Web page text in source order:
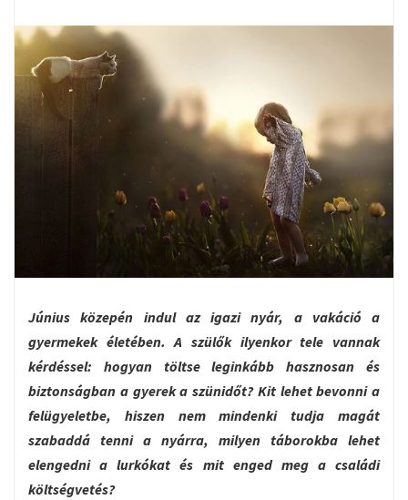
Június közepén indul az igazi nyár, a vakáció a
gyermekek életében. A szülők ilyenkor tele vannak
kérdéssel: hogyan töltse leginkább hasznosan és
biztonságban a gyerek a szünidőt? Kit lehet bevonni a
felügyeletbe, hiszen nem mindenki tudja magát
szabaddá tenni a nyárra, milyen táborokba lehet
elengedni a lurkókat és mit enged meg a családi
költségvetés?